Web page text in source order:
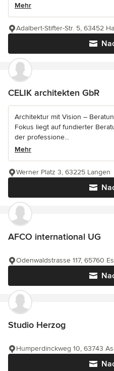
Mehr
Adalbert-Stifter-Str. 5, 63452
CELIK architekten GbR
Architektur mit Vision –
Fokus liegt auf fundierter
der professione...
Mehr
Werner Platz 3, 63225 Langen
AFCO international UG
Odenwaldstrasse 117, 65760
Studio Herzog
Humperdinckweg 10, 63743